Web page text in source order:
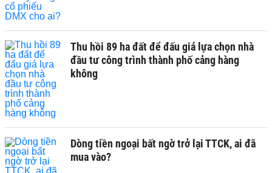
Thu hồi 89 ha đất để đấu giá lựa chọn nhà
đầu tư công trình thành phố cảng hàng
không
Dòng tiền ngoại bất ngờ trở lại TTCK, ai đã
mua vào?